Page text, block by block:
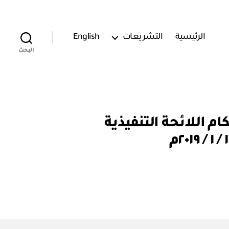
الرئيسية التشريعات English
البحث
قرار رقم (١٣٩٥٧) تطبيق أحكام اللائحة التنفيذية